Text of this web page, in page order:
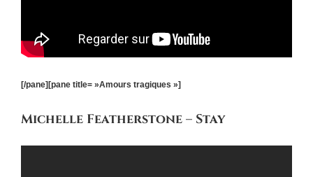
[/pane][pane title= »Amours tragiques »]
Michelle Featherstone – Stay